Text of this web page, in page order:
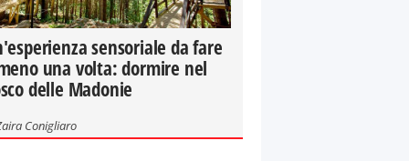
sensoriale da fare
una volta: dormire nel
delle Madonie
Conigliaro